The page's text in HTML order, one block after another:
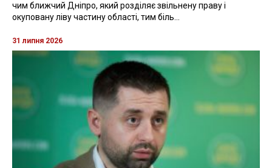
чим ближчий Дніпро, який розділяє звільнену праву і
окуповану ліву частину області, тим біль...
31 липня 2026